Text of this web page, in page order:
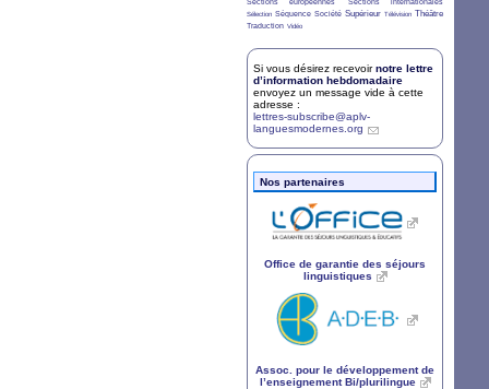
Sections européennes Sections internationales
Sélection
3/36 Séquence
7/36 Société
4/36 Supérieur
8/36 Télévision
2/36 Théâtre
9/36
Traduction
7/36 Vidéo
2/36
Si vous désirez recevoirnotre lettre
d’information hebdomadaire
envoyez un message vide à cette
adresse :
lettres-subscribe@aplv-
languesmodernes.org
Nos partenaires
Office de garantie des séjours
linguistiques
Assoc. pour le développement de
l’enseignement Bi/plurilingue